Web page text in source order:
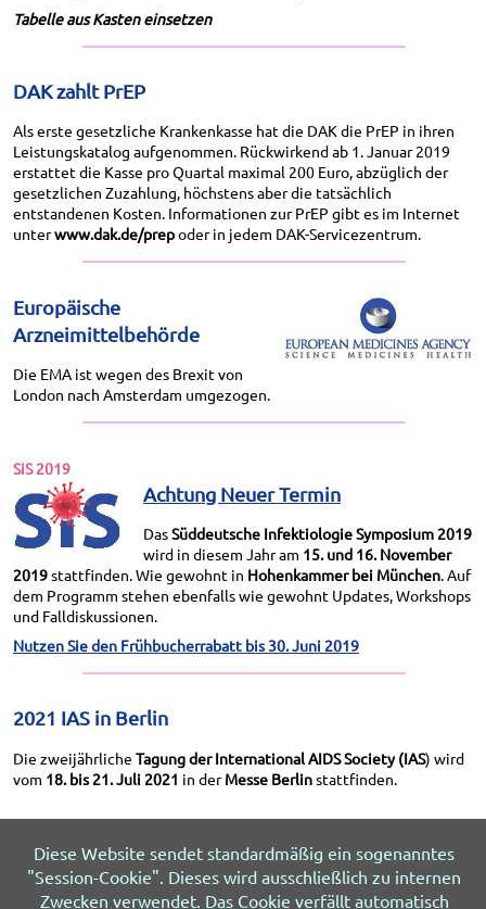
Tabelle aus Kasten einsetzen
DAK zahlt PrEP
Als erste gesetzliche Krankenkasse hat die DAK die PrEP in ihren
Leistungskatalog aufgenommen. Rückwirkend ab 1. Januar 2019
erstattet die Kasse pro Quartal maximal 200 Euro, abzüglich der
gesetzlichen Zuzahlung, höchstens aber die tatsächlich
entstandenen Kosten. Informationen zur PrEP gibt es im Internet
unterwww.dak.de/prepoder in jedem DAK-Servicezentrum.
Europäische
Arzneimittelbehörde
Die EMA ist wegen des Brexit von
London nach Amsterdam umgezogen.
SiS 2019
Achtung Neuer Termin
DasSüddeutsche Infektiologie Symposium 2019
wird in diesem Jahr am 15. und 16. November
2019stattfinden. Wie gewohnt in Hohenkammer bei München. Auf
dem Programm stehen ebenfalls wie gewohnt Updates, Workshops
und Falldiskussionen.
Nutzen Sie den Frühbucherrabatt bis 30. Juni 2019
2021 IAS in Berlin
Die zweijährliche Tagung der International AIDS Society (IAS) wird
vom 18. bis 21. Juli 2021 in derMesse Berlinstattfinden.
Ausgabe 1 - 2019
Diese Website sendet standardmäßig ein sogenanntes
"Session-Cookie". Dieses wird ausschließlich zu internen
Zwecken verwendet. Das Cookie verfällt automatisch